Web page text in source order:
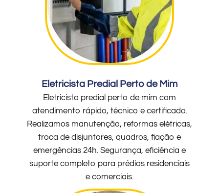
Eletricista Predial Perto de Mim
Eletricista predial perto de mim com
atendimento rápido, técnico e certificado.
Realizamos manutenção, reformas elétricas,
troca de disjuntores, quadros, fiação e
emergências 24h. Segurança, eficiência e
suporte completo para prédios residenciais
e comerciais.